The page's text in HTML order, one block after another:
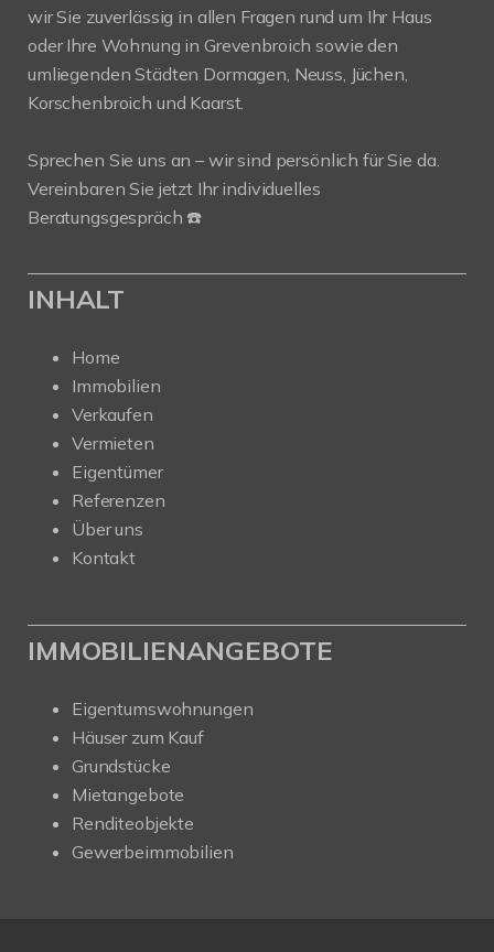
wir Sie zuverlässig in allen Fragen rund um Ihr Haus
oder Ihre Wohnung in Grevenbroich sowie den
umliegenden Städten Dormagen, Neuss, Jüchen,
Korschenbroich und Kaarst.
Sprechen Sie uns an – wir sind persönlich für Sie da.
Vereinbaren Sie jetzt Ihr individuelles
Beratungsgespräch ☎️
INHALT
Home
Immobilien
Verkaufen
Vermieten
Eigentümer
Referenzen
Über uns
Kontakt
IMMOBILIENANGEBOTE
Eigentumswohnungen
Häuser zum Kauf
Grundstücke
Mietangebote
Renditeobjekte
Gewerbeimmobilien